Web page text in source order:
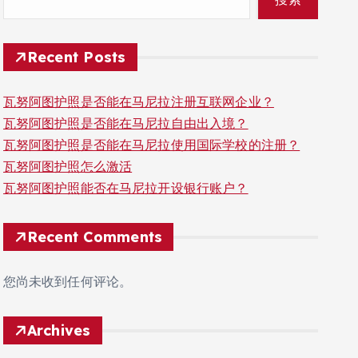
Recent Posts
瓦努阿图护照是否能在马尼拉注册互联网企业？
瓦努阿图护照是否能在马尼拉自由出入境？
瓦努阿图护照是否能在马尼拉使用国际学校的注册？
瓦努阿图护照怎么激活
瓦努阿图护照能否在马尼拉开设银行账户？
Recent Comments
您尚未收到任何评论。
Archives